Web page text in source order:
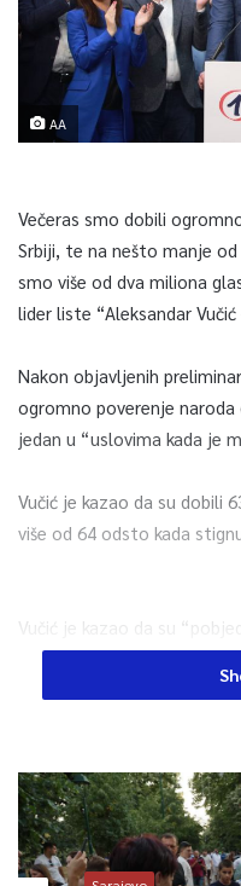
AA
Večeras smo dobili
Srbiji, te na nešto manje
smo više od dva miliona
lider liste “Aleksandar Vučić
Nakon objavljenih
ogromno poverenje
jedan u “uslovima kada je
Vučić je kazao da su dobili
više od 64 odsto kada
Vučić je kazao da su
svakom mjestu u
glasova u bh. entitetu
odsto birača.